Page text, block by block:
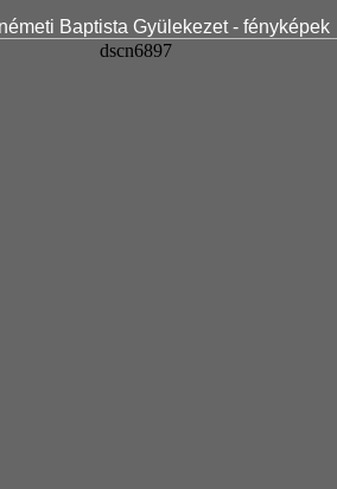
Baptista Gyülekezet - fényképek